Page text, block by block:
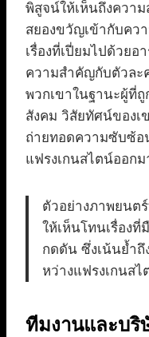
พิสูจน์ให้เห็นถึงควา
สยองขวัญเข้ากับคว
เรื่องที่เปี่ยมไปด้วย
ความสำคัญกับตัวละ
พวกเขาในฐานะผู้ที่ถู
สังคม วิสัยทัศน์ของเ
ถ่ายทอดความซับซ้อ
แฟรงเกนสไตน์ออกม
ตัวอย่างภาพยนต
ให้เห็นโทนเรื่อง
กดดัน ซึ่งเน้นย้ำถึ
หว่างแฟรงเกนส
ทีมงานและบริ